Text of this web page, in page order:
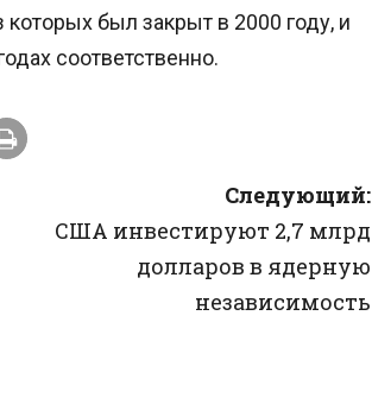
был закрыт в 2000 году, и
соответственно.
Следующий:
США инвестируют 2,7 млрд
долларов в ядерную
независимость